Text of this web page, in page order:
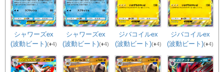
シャワーズex
(波動ビート)(♦4)
シャワーズex
(波動ビート)(♦4)
ジバコイルex
(波動ビート)(♦4)
ジバコイルex
(波動ビート)(♦4)